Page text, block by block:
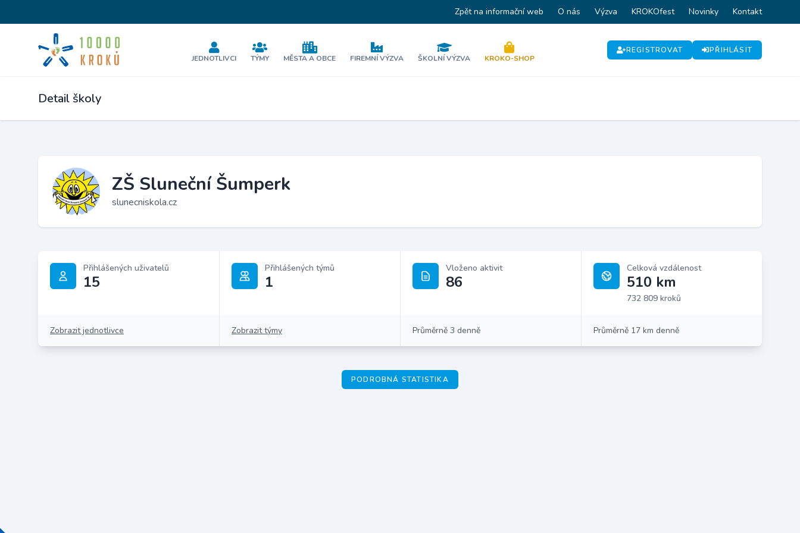
Zpět na informační web O nás Výzva KROKOfest Novinky Kontakt
JEDNOTLIVCI TÝMY MĚSTA A OBCE FIREMNÍ VÝZVA ŠKOLNÍ VÝZVA KROKO-SHOP
REGISTROVAT PŘIHLÁSIT
Detail školy
ZŠ Sluneční Šumperk
slunecniskola.cz
Přihlášených uživatelů
15
Zobrazit jednotlivce
Přihlášených týmů
1
Zobrazit týmy
Vloženo aktivit
86
Průměrně 3 denně
Celková vzdálenost
510 km
732 809 kroků
Průměrně 17 km denně
PODROBNÁ STATISTIKA